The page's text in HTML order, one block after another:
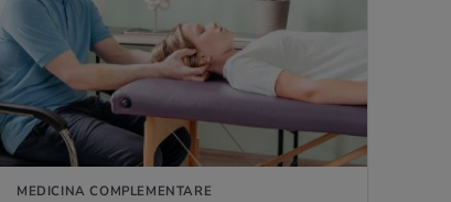
MEDICINA COMPLEMENTARE